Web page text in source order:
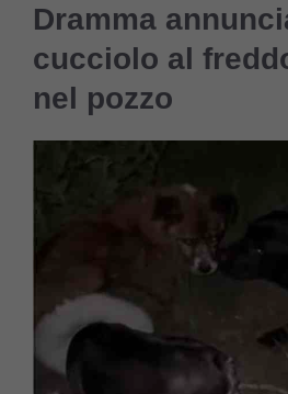
Dramma
cucciolo al
nel pozzo